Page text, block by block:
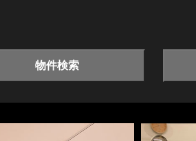
物件検索